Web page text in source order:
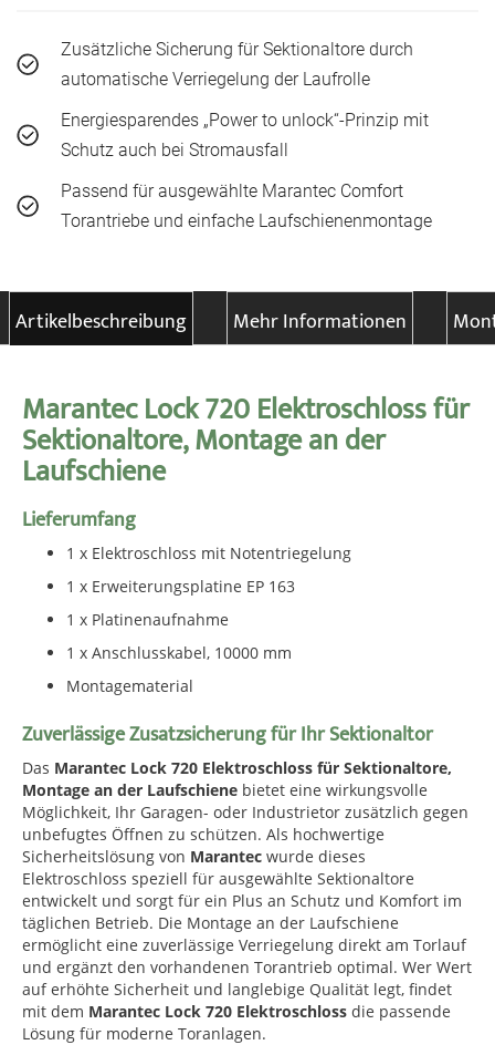
Zusätzliche Sicherung für Sektionaltore durch
automatische Verriegelung der Laufrolle
Energiesparendes „Power to unlock“-Prinzip mit
Schutz auch bei Stromausfall
Passend für ausgewählte Marantec Comfort
Torantriebe und einfache Laufschienenmontage
Artikelbeschreibung Mehr Informationen
Marantec Lock 720 Elektroschloss für
Sektionaltore, Montage an der
Laufschiene
Lieferumfang
1 x Elektroschloss mit Notentriegelung
1 x Erweiterungsplatine EP 163
1 x Platinenaufnahme
1 x Anschlusskabel, 10000 mm
Montagematerial
Zuverlässige Zusatzsicherung für Ihr Sektionaltor
Das Marantec Lock 720 Elektroschloss für Sektionaltore,
Montage an der Laufschiene bietet eine wirkungsvolle
Möglichkeit, Ihr Garagen- oder Industrietor zusätzlich gegen
unbefugtes Öffnen zu schützen. Als hochwertige
Sicherheitslösung von Marantec wurde dieses
Elektroschloss speziell für ausgewählte Sektionaltore
entwickelt und sorgt für ein Plus an Schutz und Komfort im
täglichen Betrieb. Die Montage an der Laufschiene
ermöglicht eine zuverlässige Verriegelung direkt am Torlauf
und ergänzt den vorhandenen Torantrieb optimal. Wer Wert
auf erhöhte Sicherheit und langlebige Qualität legt, findet
mit dem Marantec Lock 720 Elektroschloss die passende
Lösung für moderne Toranlagen.